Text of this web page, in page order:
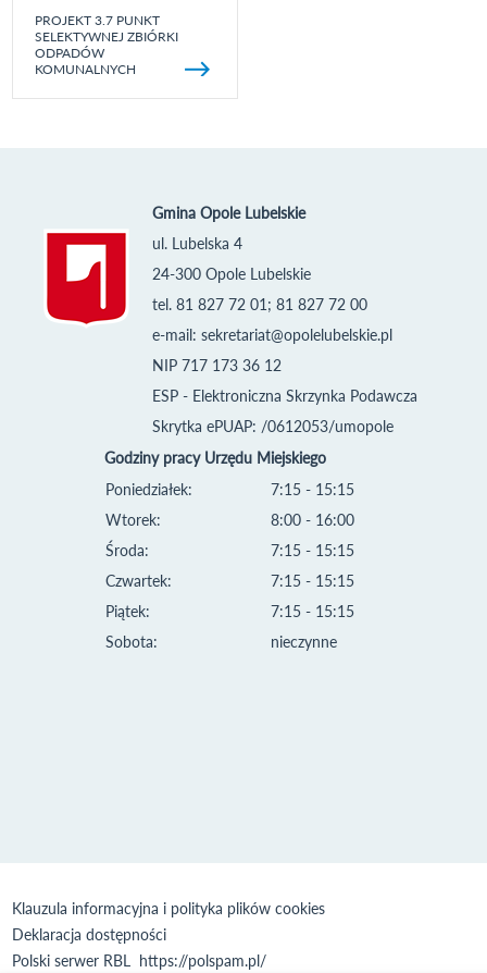
PROJEKT 3.7 PUNKT
SELEKTYWNEJ ZBIÓRKI
ODPADÓW
KOMUNALNYCH
Gmina Opole Lubelskie
ul. Lubelska 4
24-300 Opole Lubelskie
tel. 81 827 72 01; 81 827 72 00
e-mail: sekretariat@opolelubelskie.pl
NIP 717 173 36 12
ESP - Elektroniczna Skrzynka Podawcza
Skrytka ePUAP: /0612053/umopole
Godziny pracy Urzędu Miejskiego
Poniedziałek:
Wtorek:
Środa:
Czwartek:
Piątek:
Sobota:
7:15 - 15:15
8:00 - 16:00
7:15 - 15:15
7:15 - 15:15
7:15 - 15:15
nieczynne
Klauzula informacyjna i polityka plików cookies
Deklaracja dostępności
Polski serwer RBL https://polspam.pl/